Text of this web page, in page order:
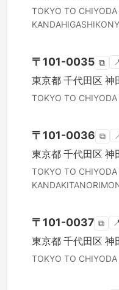
TOKYO TO CHIYODA
〒 101-0035 ⧉
東京都 千代田区 神
TOKYO TO CHIYODA
〒 101-0036 ⧉
東京都 千代田区 神
TOKYO TO CHIYODA
〒 101-0037 ⧉
東京都 千代田区 神
TOKYO TO CHIYODA